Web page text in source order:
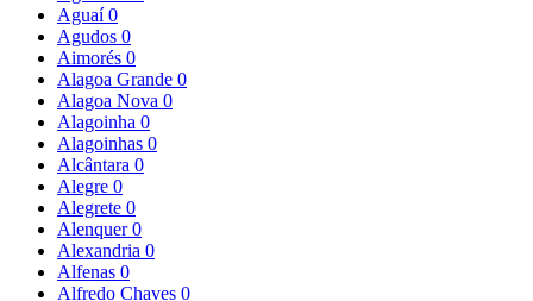
Aguaí0
Agudos 0
Aimorés 0
Alagoa Grande 0
Alagoa Nova 0
Alagoinha 0
Alagoinhas 0
Alcântara 0
Alegre 0
Alegrete 0
Alenquer0
Alexandria 0
Alfenas 0
Alfredo Chaves 0